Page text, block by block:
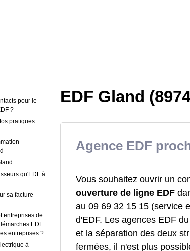
pour le
?
pratiques
qu'EDF à
sa facture
entreprises de
EDF
entreprises ?
à
EDF Gland
Agence EDF
Vous souhaitez ouvrir un
ouverture de ligne EDF
au 09 69 32 15 15 (service
d'EDF. Les agences EDF
et la séparation des deux
fermées, il n'est plus